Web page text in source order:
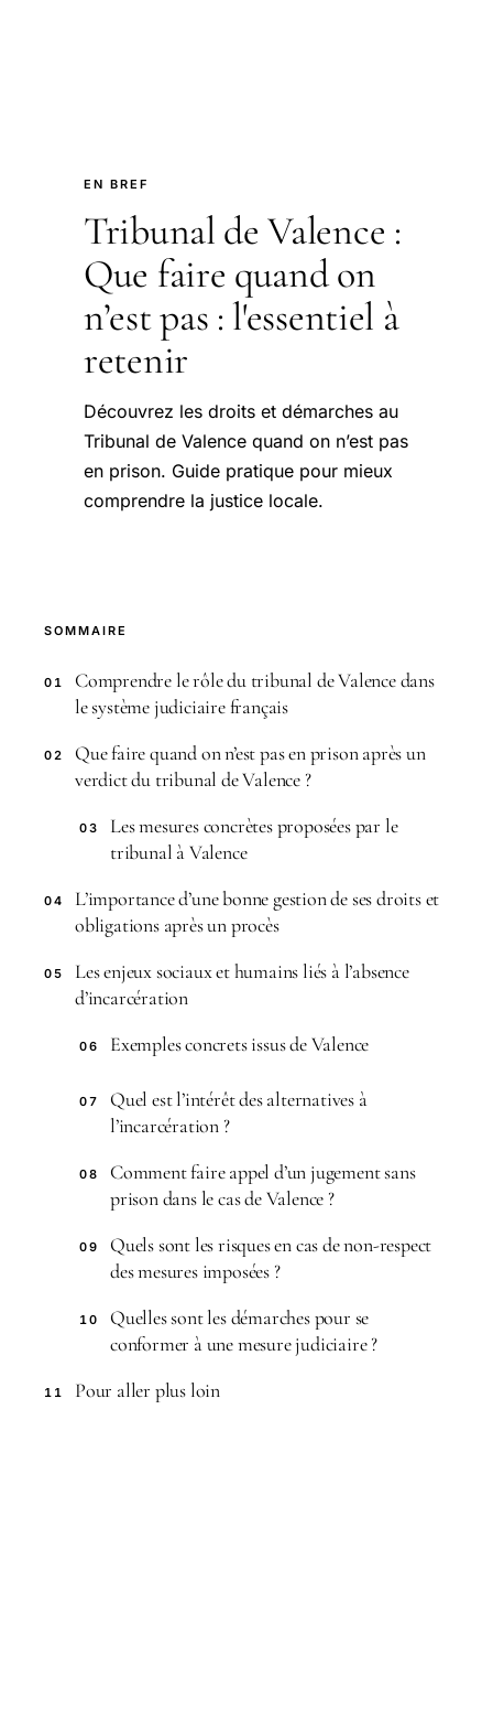
EN BREF
Tribunal de Valence :
Que faire quand on
n’est pas : l'essentiel à
retenir
Découvrez les droits et démarches au
Tribunal de Valence quand on n’est pas
en prison. Guide pratique pour mieux
comprendre la justice locale.
SOMMAIRE
01
Comprendre le rôle du tribunal de Valence dans
le système judiciaire français
02
Que faire quand on n’est pas en prison après un
verdict du tribunal de Valence ?
03
Les mesures concrètes proposées par le
tribunal à Valence
04
L’importance d’une bonne gestion de ses droits et
obligations après un procès
05
Les enjeux sociaux et humains liés à l’absence
d’incarcération
06 Exemples concrets issus de Valence
07
Quel est l’intérêt des alternatives à
l’incarcération ?
08
Comment faire appel d’un jugement sans
prison dans le cas de Valence ?
09
Quels sont les risques en cas de non-respect
des mesures imposées ?
10
Quelles sont les démarches pour se
conformer à une mesure judiciaire ?
11 Pour aller plus loin